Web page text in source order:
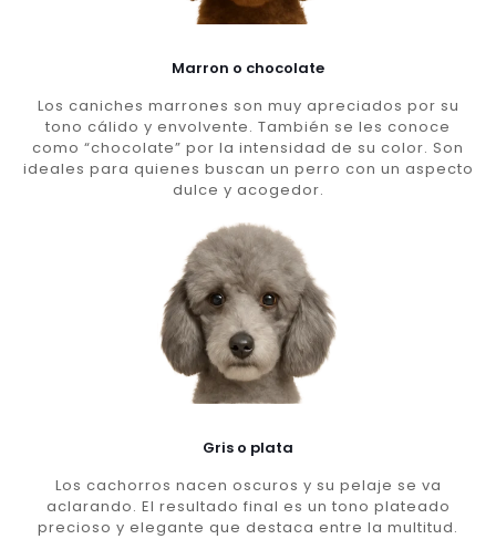
Marron o chocolate
Los caniches marrones son muy apreciados por su
tono cálido y envolvente. También se les conoce
como “chocolate” por la intensidad de su color. Son
ideales para quienes buscan un perro con un aspecto
dulce y acogedor.
Gris o plata
Los cachorros nacen oscuros y su pelaje se va
aclarando. El resultado final es un tono plateado
precioso y elegante que destaca entre la multitud.